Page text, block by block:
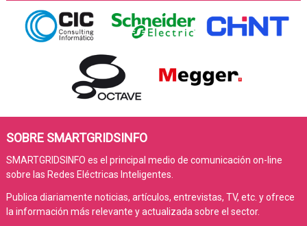
SOBRE SMARTGRIDSINFO
SMARTGRIDSINFO es el principal medio de comunicación on-line
sobre las Redes Eléctricas Inteligentes.
Publica diariamente noticias, artículos, entrevistas, TV, etc. y ofrece
la información más relevante y actualizada sobre el sector.